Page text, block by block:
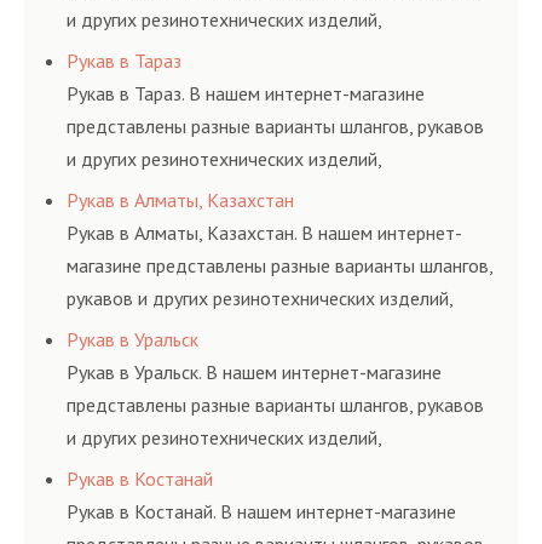
и других резинотехнических изделий,
соответствующих ГОСТам, техническим условиям
и нормативам.
Рукав в Тараз
Рукав в Тараз. В нашем интернет-магазине
представлены разные варианты шлангов, рукавов
и других резинотехнических изделий,
соответствующих ГОСТам, техническим условиям
и нормативам.
Рукав в Алматы, Казахстан
Рукав в Алматы, Казахстан. В нашем интернет-
магазине представлены разные варианты шлангов,
рукавов и других резинотехнических изделий,
соответствующих ГОСТам, техническим условиям
и нормативам.
Рукав в Уральск
Рукав в Уральск. В нашем интернет-магазине
представлены разные варианты шлангов, рукавов
и других резинотехнических изделий,
соответствующих ГОСТам, техническим условиям
и нормативам.
Рукав в Костанай
Рукав в Костанай. В нашем интернет-магазине